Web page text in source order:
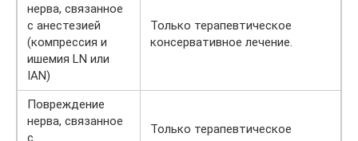
нерва, связанное
с анестезией
(компрессия и
ишемия LN или
IAN)
Только терапевтическое
консервативное лечение.
Повреждение
нерва, связанное
с
Только терапевтическое